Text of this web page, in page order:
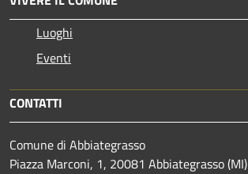
Luoghi
Eventi
CONTATTI
Comune di Abbiategrasso
Piazza Marconi, 1, 20081 Abbiategrasso (MI)